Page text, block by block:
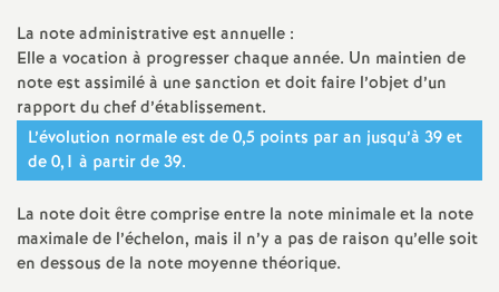
o
u
r
s
La note administrative est annuelle :
Elle a vocation à progresser chaque année. Un maintien de
note est assimilé à une sanction et doit faire l’objet d’un
rapport du chef d’établissement.
L’évolution normale est de 0,5 points par an jusqu’à 39 et
de 0,1 à partir de 39.
La note doit être comprise entre la note minimale et la note
maximale de l’échelon, mais il n’y a pas de raison qu’elle soit
en dessous de la note moyenne théorique.